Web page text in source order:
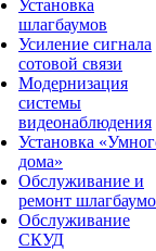
Установка
шлагбаумов
Усиление сигнала
сотовой связи
Модернизация
системы
видеонаблюдения
Установка
дома»
Обслуживание и
ремонт
Обслуживание
СКУД